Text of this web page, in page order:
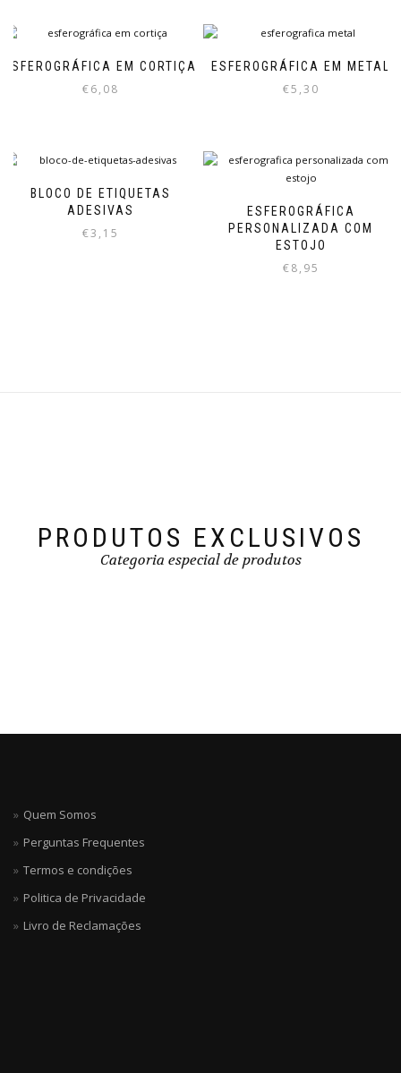
ESFEROGRÁFICA EM CORTIÇA
€6,08
ESFEROGRÁFICA EM METAL
€5,30
BLOCO DE ETIQUETAS
ADESIVAS
€3,15
ESFEROGRÁFICA
PERSONALIZADA COM
ESTOJO
€8,95
PRODUTOS EXCLUSIVOS
Categoria especial de produtos
Quem Somos
Perguntas Frequentes
Termos e condições
Politica de Privacidade
Livro de Reclamações